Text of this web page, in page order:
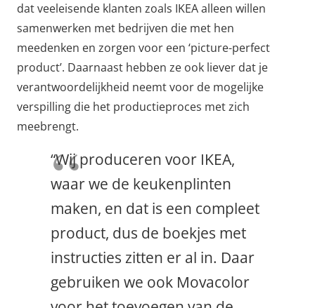
dat veeleisende klanten zoals IKEA alleen willen
samenwerken met bedrijven die met hen
meedenken en zorgen voor een ‘picture-perfect
product’. Daarnaast hebben ze ook liever dat je
verantwoordelijkheid neemt voor de mogelijke
verspilling die het productieproces met zich
meebrengt.
“Wij produceren voor IKEA,
waar we de keukenplinten
maken, en dat is een compleet
product, dus de boekjes met
instructies zitten er al in. Daar
gebruiken we ook Movacolor